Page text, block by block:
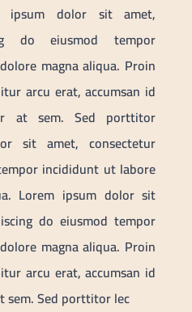
ipsum dolor sit amet,
do eiusmod tempor
magna aliqua. Proin
arcu erat, accumsan id
at sem. Sed porttitor
sit amet, consectetur
incididunt ut labore
Lorem ipsum dolor sit
do eiusmod tempor
magna aliqua. Proin
arcu erat, accumsan id
Sed porttitor lec